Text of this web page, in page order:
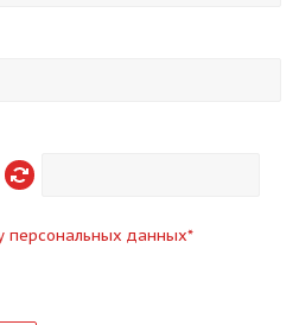
персональных данных*